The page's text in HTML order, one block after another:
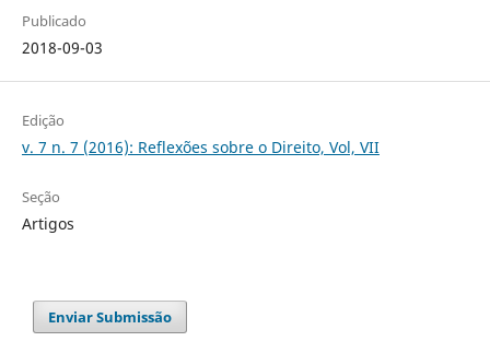
Publicado
2018-09-03
Edição
v. 7 n. 7 (2016): Reflexões sobre o Direito, Vol, VII
Seção
Artigos
Enviar Submissão